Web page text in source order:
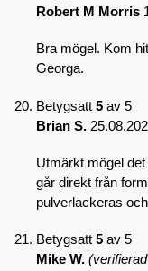
Robert M Morris
Bra mögel. Kom
Georga.
Betygsatt 5 av 5
Brian S.
Utmärkt mögel
går direkt från
pulverlackeras
Betygsatt 5 av 5
Mike W.